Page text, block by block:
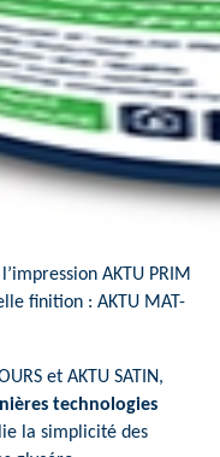
AKTU PRIM
finition : AKTU MAT-
et AKTU SATIN,
technologies
la simplicité des